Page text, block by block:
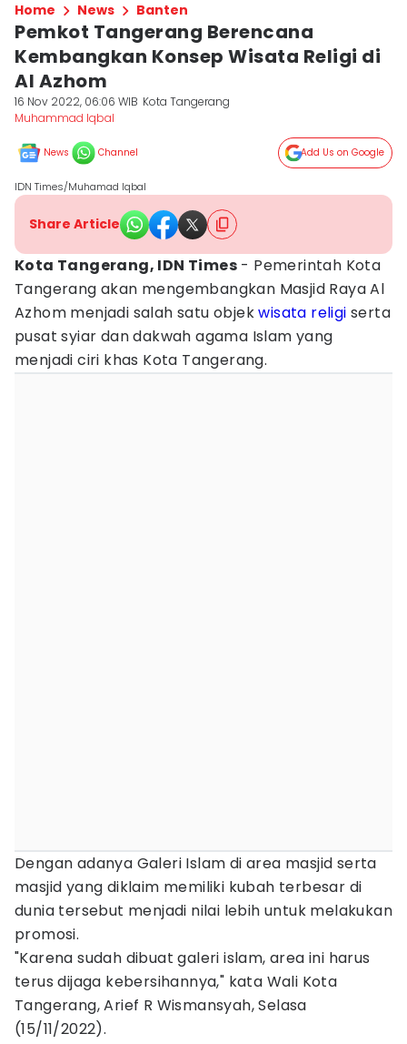
Home News Banten
Pemkot Tangerang Berencana
Kembangkan Konsep Wisata Religi di
Al Azhom
16 Nov 2022, 06:06 WIB Kota Tangerang
Muhammad Iqbal
News Channel Add Us on Google
IDN Times/Muhamad Iqbal
Share Article
Kota Tangerang, IDN Times - Pemerintah Kota
Tangerang akan mengembangkan Masjid Raya Al
Azhom menjadi salah satu objekwisata religi serta
pusat syiar dan dakwah agama Islam yang
menjadi ciri khas Kota Tangerang.
Dengan adanya Galeri Islam di area masjid serta
masjid yang diklaim memiliki kubah terbesar di
dunia tersebut menjadi nilai lebih untuk melakukan
promosi.
"Karena sudah dibuat galeri islam, area ini harus
terus dijaga kebersihannya," kata Wali Kota
Tangerang, Arief R Wismansyah, Selasa
(15/11/2022).